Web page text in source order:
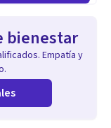
bienestar
Empatía y